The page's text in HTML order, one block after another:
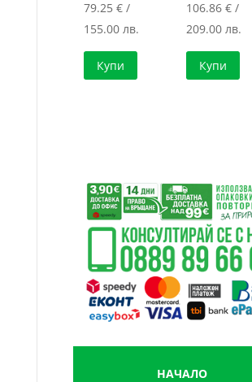
79.25€ /
155.00 лв.
Купи
106.86 €/
209.00 лв.
Купи
НАЧАЛО